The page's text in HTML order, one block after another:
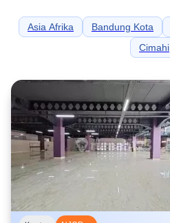
Asia Afrika Bandung Kota
Cimahi